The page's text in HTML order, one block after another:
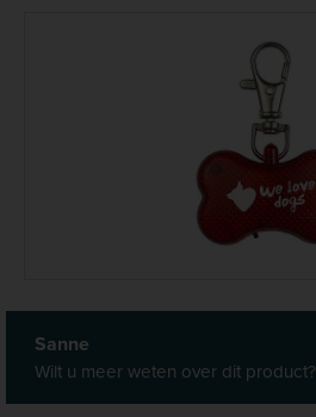
Sanne
Wilt u meer weten over dit product?